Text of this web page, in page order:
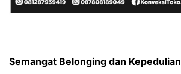
Semangat Belonging dan Kepedulian